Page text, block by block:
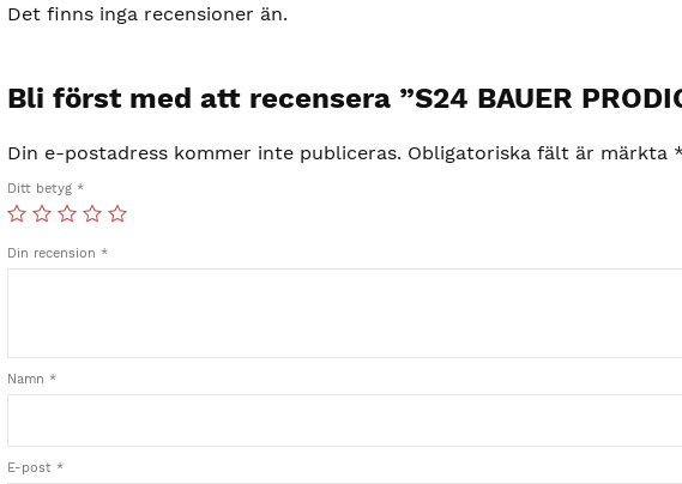
Det finns inga recensioner än.
Bli först med att recensera ”S24 BAUER
Din e-postadress kommer inte publiceras. Obligatoriska fält är märkta
Ditt betyg *
Din recension *
Namn *
E-post *